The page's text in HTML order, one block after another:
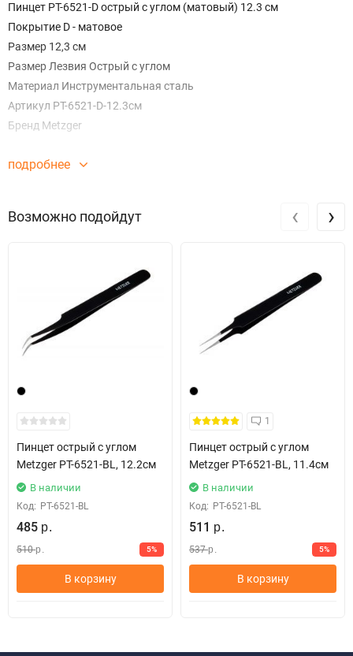
Пинцет PT-6521-D острый с углом (матовый) 12.3 см
Покрытие D - матовое
Размер 12,3 см
Размер Лезвия Острый с углом
Материал Инструментальная сталь
Артикул PT-6521-D-12.3см
Бренд Metzger
подробнее
Возможно подойдут
Пинцет острый с углом
Metzger РТ-6521-BL, 12.2см
В наличии
Код: PT-6521-BL
485 р.
510р. 5%
В корзину
1
Пинцет острый с углом
Metzger РТ-6521-BL, 11.4см
В наличии
Код: РТ-6521-BL
511 р.
537р. 5%
В корзину
‹ ›